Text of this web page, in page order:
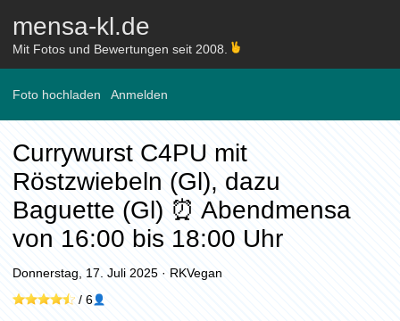
mensa-kl.de
Mit Fotos und Bewertungen seit 2008.
Foto hochladen Anmelden
Currywurst C4PU mit
Röstzwiebeln (Gl), dazu
Baguette (Gl) ⏰ Abendmensa
von 16:00 bis 18:00 Uhr
Donnerstag, 17. Juli 2025 · RKVegan
/ 6